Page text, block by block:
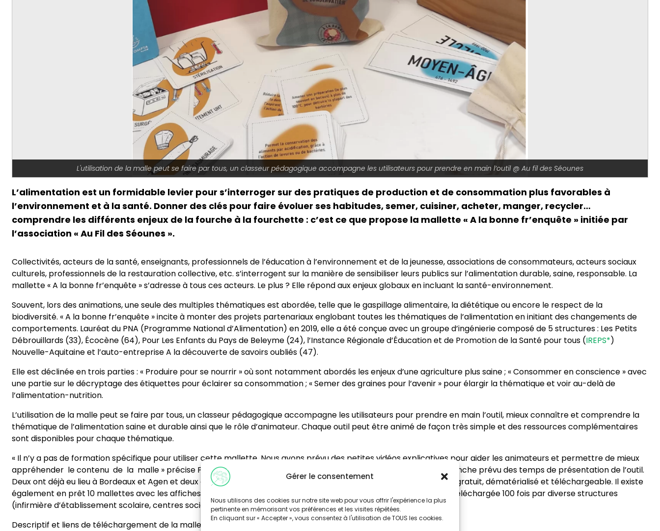
Gérer le consentement
Nous utilisons des cookies sur notre site web pour vous offrir l'expérience la plus
pertinente en mémorisant vos préférences et les visites répétées.
En cliquant sur « Accepter », vous consentez à l'utilisation de TOUS les cookies.
L'utilisation de la malle peut se faire par tous, un classeur pédagogique accompagne les utilisateurs pour prendre en main l’outil @ Au fil des Séounes
L’alimentation est un formidable levier pour s’interroger sur des pratiques de production et de consommation plus favorables à
l’environnement et à la santé. Donner des clés pour faire évoluer ses habitudes, semer, cuisiner, acheter, manger, recycler…
comprendre les différents enjeux de la fourche à la fourchette : c’est ce que propose la mallette « A la bonne fr’enquête » initiée par
l’association « Au Fil des Séounes ».
Collectivités, acteurs de la santé, enseignants, professionnels de l’éducation à l’environnement et de la jeunesse, associations de consommateurs, acteurs sociaux
culturels, professionnels de la restauration collective, etc. s’interrogent sur la manière de sensibiliser leurs publics sur l’alimentation durable, saine, responsable. La
mallette « A la bonne fr’enquête » s’adresse à tous ces acteurs. Le plus ? Elle répond aux enjeux globaux en incluant la santé-environnement.
Souvent, lors des animations, une seule des multiples thématiques est abordée, telle que le gaspillage alimentaire, la diététique ou encore le respect de la
biodiversité. « A la bonne fr’enquête » incite à monter des projets partenariaux englobant toutes les thématiques de l’alimentation en initiant des changements de
comportements. Lauréat du PNA (Programme National d’Alimentation) en 2019, elle a été conçue avec un groupe d’ingénierie composé de 5 structures : Les Petits
Débrouillards (33), Écocène (64), Pour Les Enfants du Pays de Beleyme (24), l’Instance Régionale d’Éducation et de Promotion de la Santé pour tous (IREPS*)
Nouvelle-Aquitaine et l’auto-entreprise A la découverte de savoirs oubliés (47).
Elle est déclinée en trois parties : « Produire pour se nourrir » où sont notamment abordés les enjeux d’une agriculture plus saine ; « Consommer en conscience » avec
une partie sur le décryptage des étiquettes pour éclairer sa consommation ; « Semer des graines pour l’avenir » pour élargir la thématique et voir au-delà de
l’alimentation-nutrition.
L’utilisation de la malle peut se faire par tous, un classeur pédagogique accompagne les utilisateurs pour prendre en main l’outil, mieux connaître et comprendre la
thématique de l’alimentation saine et durable ainsi que le rôle d’animateur. Chaque outil peut être animé de façon très simple et des ressources complémentaires
sont disponibles pour chaque thématique.
« Il n’y a pas de formation spécifique pour utiliser cette mallette. Nous avons prévu des petites vidéos explicatives pour aider les animateurs et permettre de mieux
appréhender le contenu de la malle » précise Pauline Olivieri, directrice d’Au Fil Des Séounes. « Nous avons en revanche prévu des temps de présentation de l’outil.
Deux ont déjà eu lieu à Bordeaux et Agen et deux autres sont prévus à Pau et Poitiers. Son contenu est entièrement gratuit, dématérialisé et téléchargeable. Il existe
également en prêt 10 mallettes avec les affiches en grand format, les badges…. Depuis sa mise en ligne, elle a été téléchargée 100 fois par diverse structures
(infirmière d’établissement scolaire, centres sociaux, acteurs de la santé…) » .
Descriptif et liens de téléchargement de la mallette sur la page
ressources